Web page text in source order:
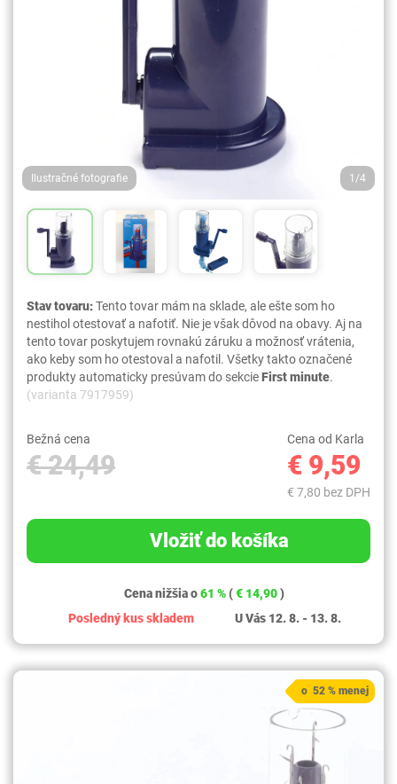
Ilustračné fotografie 1/4
Stav tovaru:Tento tovar mám na sklade, ale ešte som ho
nestihol otestovať a nafotiť. Nie je však dôvod na obavy. Aj na
tento tovar poskytujem rovnakú záruku a možnosť vrátenia,
ako keby som ho otestoval a nafotil. Všetky takto označené
produkty automaticky presúvam do sekcieFirst minute.
(varianta 7917959)
Bežná cena
€ 24,49
Cena od Karla
€ 9,59
€ 7,80 bez DPH
Vložiť do košíka
Cena nižšia o61 % (€ 14,90)
Posledný kus skladem
U Vás 12. 8. - 13. 8.
o 52 % menej